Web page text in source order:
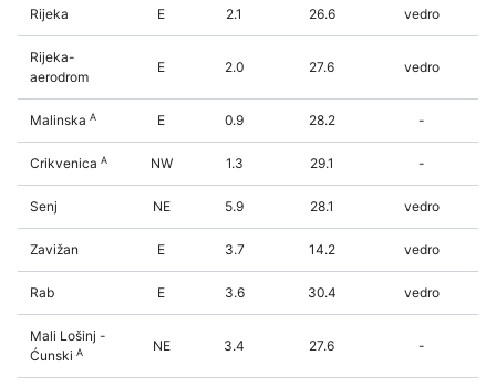
Rijeka E 2.1 26.6 vedro
Rijeka-
aerodrom
E 2.0 27.6 vedro
Malinska A E 0.9 28.2 -
Crikvenica A NW 1.3 29.1 -
Senj NE 5.9 28.1 vedro
Zavižan E 3.7 14.2 vedro
Rab E 3.6 30.4 vedro
Mali Lošinj -
Ćunski A NE 3.4 27.6 -